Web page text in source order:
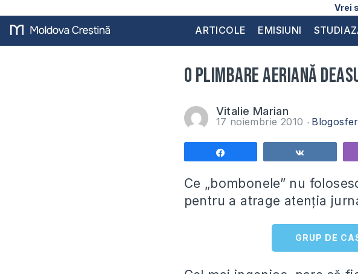
Vrei
ARTICOLE EMISIUNI
O plimbare aeriană
Vitalie Marian
17 noiembrie 2010
Ce „bombonele” nu
pentru a atrage atenţia
GRUP DE